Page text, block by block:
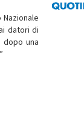
datori di
una